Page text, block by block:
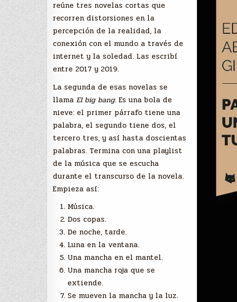
reúne tres novelas cortas que
recorren distorsiones en la
percepción de la realidad, la
conexión con el mundo a través de
internet y la soledad. Las escribí
entre 2017 y 2019.
La segunda de esas novelas se
llama El big bang. Es una bola de
nieve: el primer párrafo tiene una
palabra, el segundo tiene dos, el
tercero tres, y así hasta doscientas
palabras. Termina con una playlist
de la música que se escucha
durante el transcurso de la novela.
Empieza así:
Música.
Dos copas.
De noche, tarde.
Luna en la ventana.
Una mancha en el mantel.
Una mancha roja que se
extiende.
Se mueven la mancha y la luz.